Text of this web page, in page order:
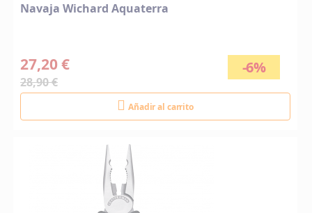
Navaja Wichard Aquaterra
-6%
27,20 €
28,90 €
Añadir al carrito